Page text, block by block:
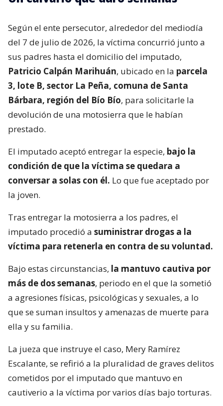
Según el ente persecutor, alrededor del mediodía
del 7 de julio de 2026, la víctima concurrió junto a
sus padres hasta el domicilio del imputado,
Patricio Calpán Marihuán, ubicado en la parcela
3, lote B, sector La Peña, comuna de Santa
Bárbara, región del Bío Bío, para solicitarle la
devolución de una motosierra que le habían
prestado.
El imputado aceptó entregar la especie, bajo la
condición de que la víctima se quedara a
conversar a solas con él. Lo que fue aceptado por
la joven.
Tras entregar la motosierra a los padres, el
imputado procedió a suministrar drogas a la
víctima para retenerla en contra de su voluntad.
Bajo estas circunstancias, la mantuvo cautiva por
más de dos semanas, periodo en el que la sometió
a agresiones físicas, psicológicas y sexuales, a lo
que se suman insultos y amenazas de muerte para
ella y su familia.
La jueza que instruye el caso, Mery Ramírez
Escalante, se refirió a la pluralidad de graves delitos
cometidos por el imputado que mantuvo en
cautiverio a la víctima por varios días bajo torturas.